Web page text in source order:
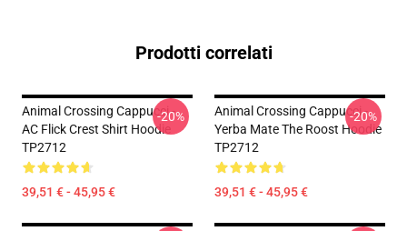
Prodotti correlati
Animal Crossing Cappucci -
AC Flick Crest Shirt Hoodie
TP2712
39,51 € - 45,95 €
-20%
Animal Crossing Cappucci -
Yerba Mate The Roost Hoodie
TP2712
39,51 € - 45,95 €
-20%